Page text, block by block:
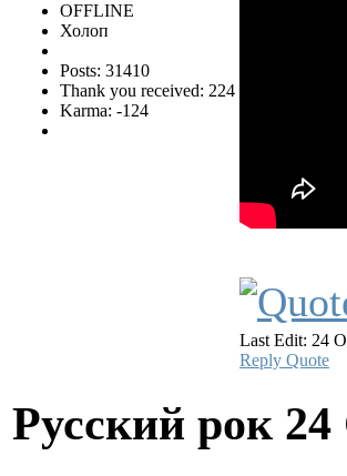
OFFLINE
Холоп
Posts: 31410
Thank you received: 224
Karma: -124
Last Edit: 24
Reply Quote
Русский рок